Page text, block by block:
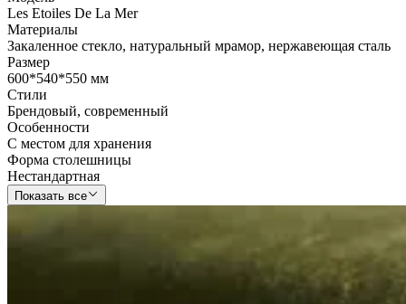
Les Etoiles De La Mer
Материалы
Закаленное стекло, натуральный мрамор, нержавеющая сталь
Размер
600*540*550 мм
Стили
Брендовый, современный
Особенности
С местом для хранения
Форма столешницы
Нестандартная
Показать все